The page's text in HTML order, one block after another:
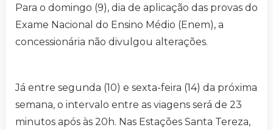
Para o domingo (9), dia de aplicação das provas do
Exame Nacional do Ensino Médio (Enem), a
concessionária não divulgou alterações.
Já entre segunda (10) e sexta-feira (14) da próxima
semana, o intervalo entre as viagens será de 23
minutos após às 20h. Nas Estações Santa Tereza,